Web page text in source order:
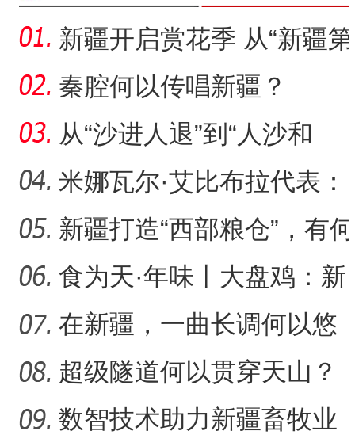
新疆开启赏花季 从“新疆第
一春”启程感受浪漫之旅
秦腔何以传唱新疆？
从“沙进人退”到“人沙和
谐”，新疆何以在“死亡
米娜瓦尔·艾比布拉代表：
让少数民族古籍文字“活
新疆打造“西部粮仓”，有何
支撑？
食为天·年味丨大盘鸡：新
疆春节餐桌上的年味担当
在新疆，一曲长调何以悠
扬？
超级隧道何以贯穿天山？
数智技术助力新疆畜牧业